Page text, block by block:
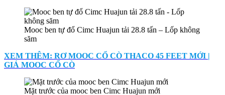
Mooc ben tự đổ Cimc Huajun tải 28.8 tấn – Lốp không
săm
XEM THÊM: RƠ MOOC CỔ CÒ THACO 45 FEET MỚI |
GIÁ MOOC CỔ CÒ
Mặt trước của mooc ben Cimc Huajun mới